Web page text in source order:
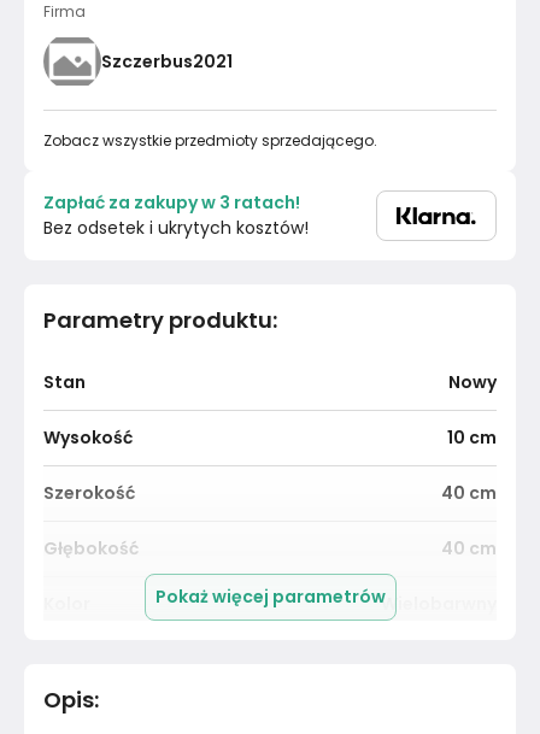
Parametry produktu:
Stan Nowy
Wysokość 10 cm
Szerokość 40 cm
Głębokość 40 cm
Wielobarwny
Materiał
Pokaż więcej parametrów
Opis:
Firma
Szczerbus2021
Zobacz wszystkie przedmioty sprzedającego.
Zapłać za zakupy w 3 ratach!
Bez odsetek i ukrytych kosztów!